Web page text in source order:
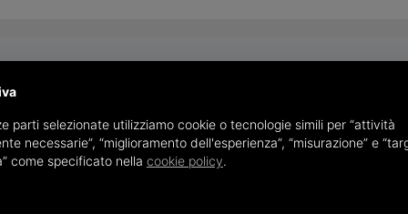
I NOSTRI VALORI
che guida ogni nostra
parti selezionate utilizziamo cookie o tecnologie simili per “attività
necessarie”, “miglioramento dell'esperienza”, “misurazione” e
come specificato nella cookie policy.